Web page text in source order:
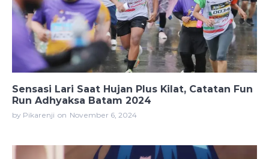
Sensasi Lari Saat Hujan Plus Kilat, Catatan Fun
Run Adhyaksa Batam 2024
by Pikarenji on November 6, 2024